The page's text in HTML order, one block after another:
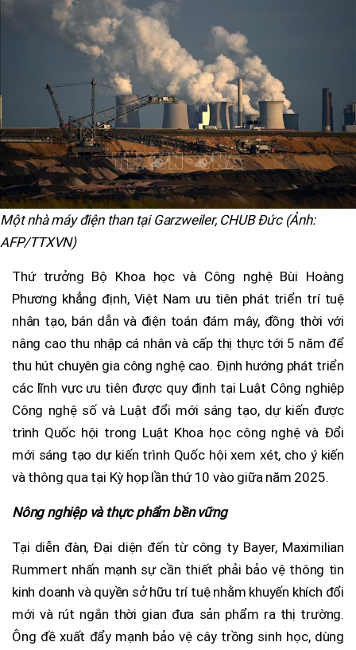
Một nhà máy điện than tại Garzweiler, CHUB Đức (Ảnh:
AFP/TTXVN)
Thứ trưởng Bộ Khoa học và Công nghệ Bùi Hoàng
Phương khẳng định, Việt Nam ưu tiên phát triển trí tuệ
nhân tạo, bán dẫn và điện toán đám mây, đồng thời với
nâng cao thu nhập cá nhân và cấp thị thực tới 5 năm để
thu hút chuyên gia công nghệ cao. Định hướng phát triển
các lĩnh vực ưu tiên được quy định tại Luật Công nghiệp
Công nghệ số và Luật đổi mới sáng tạo, dự kiến được
trình Quốc hội trong Luật Khoa học công nghệ và Đổi
mới sáng tạo dự kiến trình Quốc hội xem xét, cho ý kiến
và thông qua tại Kỳ họp lần thứ 10 vào giữa năm 2025.
Nông nghiệp và thực phẩm bền vững
Tại diễn đàn, Đại diện đến từ công ty Bayer, Maximilian
Rummert nhấn mạnh sự cần thiết phải bảo vệ thông tin
kinh doanh và quyền sở hữu trí tuệ nhằm khuyến khích đổi
mới và rút ngắn thời gian đưa sản phẩm ra thị trường.
Ông đề xuất đẩy mạnh bảo vệ cây trồng sinh học, dùng